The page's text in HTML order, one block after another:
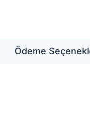
Ödeme